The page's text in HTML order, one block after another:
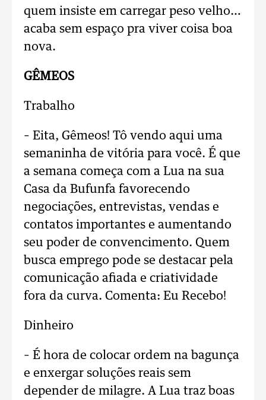
quem insiste em carregar peso velho…
acaba sem espaço pra viver coisa boa
nova.
GÊMEOS
Trabalho
– Eita, Gêmeos! Tô vendo aqui uma
semaninha de vitória para você. É que
a semana começa com a Lua na sua
Casa da Bufunfa favorecendo
negociações, entrevistas, vendas e
contatos importantes e aumentando
seu poder de convencimento. Quem
busca emprego pode se destacar pela
comunicação afiada e criatividade
fora da curva. Comenta: Eu Recebo!
Dinheiro
– É hora de colocar ordem na bagunça
e enxergar soluções reais sem
depender de milagre. A Lua traz boas